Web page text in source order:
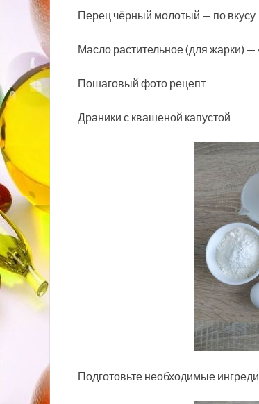
Перец чёрный молотый — по вкусу
Масло растительное (для жарки) —
Пошаговый фото рецепт
Драники с квашеной капустой
Подготовьте необходимые